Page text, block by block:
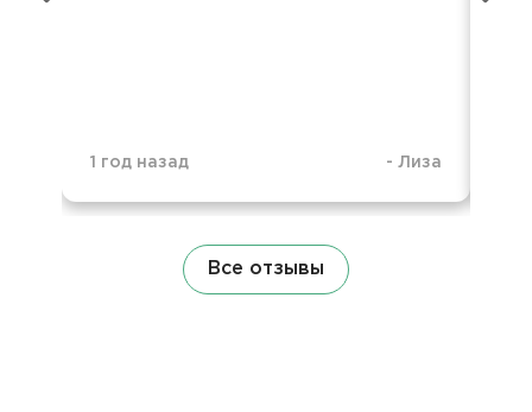
1 год назад - Лиза
Все отзывы